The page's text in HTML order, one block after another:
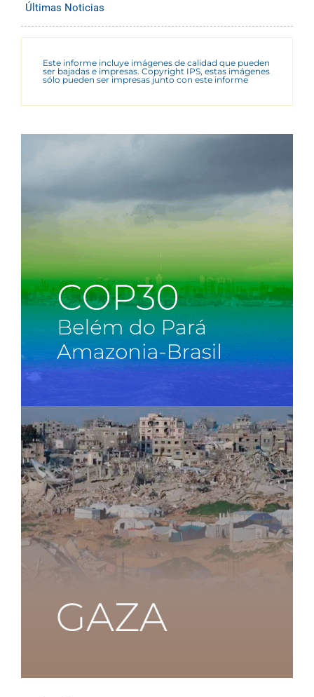
Últimas Noticias
Este informe incluye imágenes de calidad que pueden
ser bajadas e impresas. Copyright IPS, estas imágenes
sólo pueden ser impresas junto con este informe